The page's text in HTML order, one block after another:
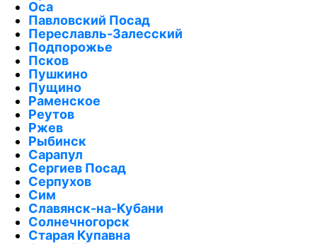
Оса
Павловский Посад
Переславль-Залесский
Подпорожье
Псков
Пушкино
Пущино
Раменское
Реутов
Ржев
Рыбинск
Сарапул
Сергиев Посад
Серпухов
Сим
Славянск-на-Кубани
Солнечногорск
Старая Купавна